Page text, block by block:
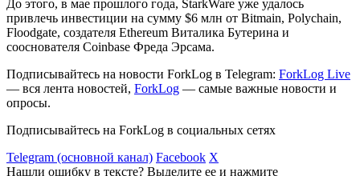
До этого, в мае прошлого года, StarkWare уже удалось
привлечь инвестиции на сумму $6 млн от Bitmain, Polychain,
Floodgate, создателя Ethereum Виталика Бутерина и
сооснователя Coinbase Фреда Эрсама.
Подписывайтесь на новости ForkLog в Telegram: ForkLog Live
— вся лента новостей, ForkLog — самые важные новости и
опросы.
Подписывайтесь на ForkLog в социальных сетях
Telegram (основной канал) Facebook X
Нашли ошибку в тексте? Выделите ее и нажмите